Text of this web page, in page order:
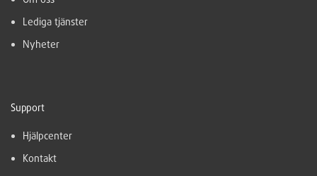
Lediga tjänster
Nyheter
Support
Hjälpcenter
Kontakt